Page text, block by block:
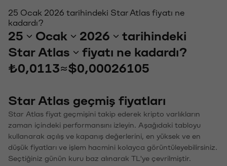
25 Ocak 2026 tarihindeki Star Atlas fiyatı ne
kadardı?
25 Ocak 2026
tarihindeki
Star Atlas
fiyatı ne kadardı?
₺0,0113≈$0,00026105
Star Atlas geçmiş fiyatları
Star Atlas fiyat geçmişini takip ederek kripto varlıkların
zaman içindeki performansını izleyin. Aşağıdaki tabloyu
kullanarak açılış ve kapanış değerlerini, en yüksek ve en
düşük fiyatları ve işlem hacmini kolayca görüntüleyebilirsiniz.
Seçtiğiniz günün kuru baz alınarak TL'ye çevrilmiştir.